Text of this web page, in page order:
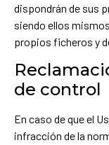
dispondrán de sus
siendo ellos
propios ficheros y
de control
En caso de que el
infracción de la